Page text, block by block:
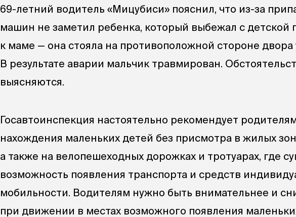
69-летний водитель «Мицубиси» пояснил, что из-за
машин не заметил ребенка, который выбежал с детской
к маме — она стояла на противоположной стороне двора
В результате аварии мальчик травмирован.
выясняются.
Госавтоинспекция настоятельно рекомендует
нахождения маленьких детей без присмотра в жилых
а также на велопешеходных дорожках и тротуарах, где
возможность появления транспорта и средств
мобильности. Водителям нужно быть внимательнее и
при движении в местах возможного появления